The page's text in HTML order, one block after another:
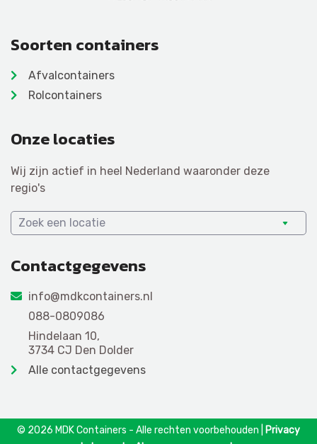
Soorten containers
Afvalcontainers
Rolcontainers
Onze locaties
Wij zijn actief in heel Nederland waaronder deze
regio's
Zoek een locatie
Contactgegevens
info@mdkcontainers.nl
088-0809086
Hindelaan 10,
3734 CJ Den Dolder
Alle contactgegevens
© 2026 MDK Containers - Alle rechten voorbehouden |
Privacy